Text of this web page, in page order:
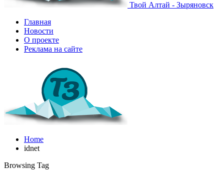
Твой Алтай - Зыряновск
Главная
Новости
О проекте
Реклама на сайте
Home
idnet
Browsing Tag